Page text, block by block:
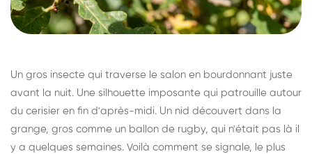
Un gros insecte qui traverse le salon en bourdonnant juste
avant la nuit. Une silhouette imposante qui patrouille autour
du cerisier en fin d'après-midi. Un nid découvert dans la
grange, gros comme un ballon de rugby, qui n'était pas là il
y a quelques semaines. Voilà comment se signale, le plus